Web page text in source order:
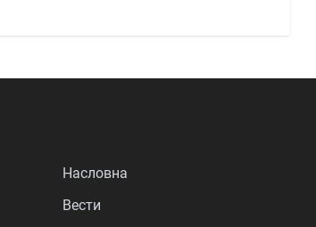
Насловна
Вести